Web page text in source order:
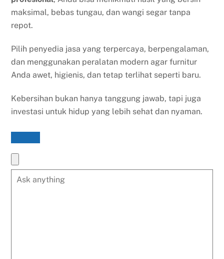
maksimal, bebas tungau, dan wangi segar tanpa
repot.
Pilih penyedia jasa yang terpercaya, berpengalaman,
dan menggunakan peralatan modern agar furnitur
Anda awet, higienis, dan tetap terlihat seperti baru.
Kebersihan bukan hanya tanggung jawab, tapi juga
investasi untuk hidup yang lebih sehat dan nyaman.